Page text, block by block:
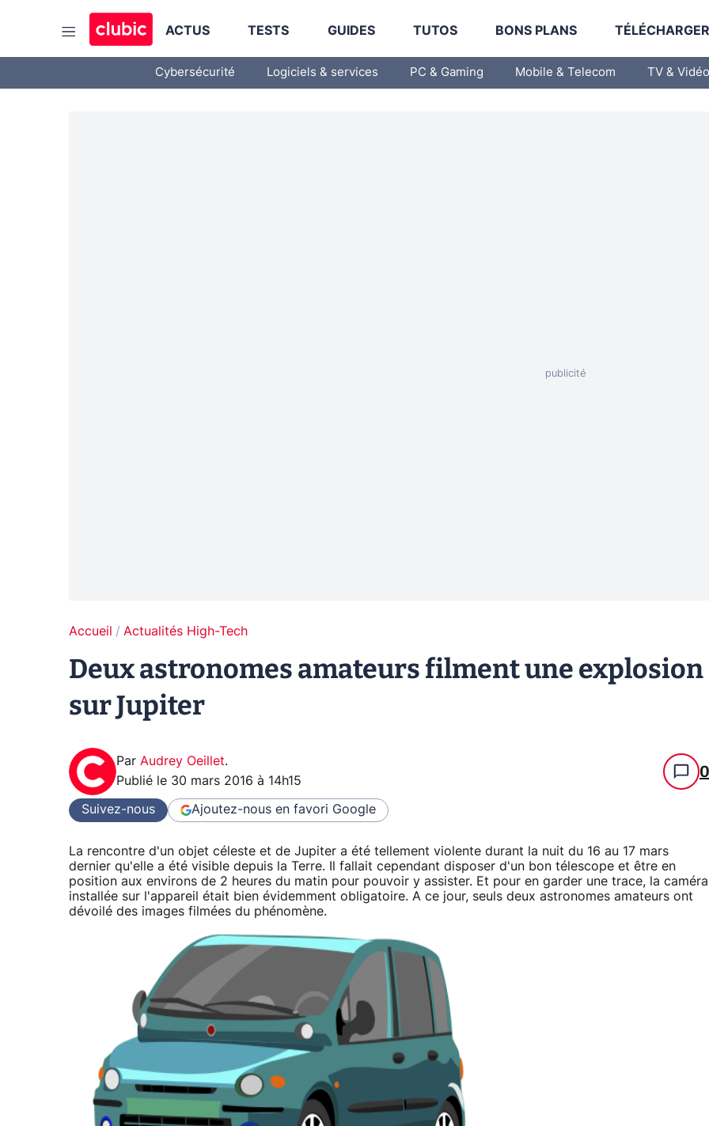
ACTUS TESTS GUIDES TUTOS BONS PLANS
Cybersécurité Logiciels & services PC & Gaming Mobile & Telecom TV & Vidéo
Accueil Actualités High-Tech
Deux astronomes amateurs filment une explosion
sur Jupiter
Par Audrey Oeillet.
Publié le 30 mars 2016 à 14h15 0
Suivez-nous Ajoutez-nous en favori Google
La rencontre d'un objet céleste et de Jupiter a été tellement violente durant la nuit du 16 au 17 mars
dernier qu'elle a été visible depuis la Terre. Il fallait cependant disposer d'un bon télescope et être en
position aux environs de 2 heures du matin pour pouvoir y assister. Et pour en garder une trace, la caméra
installée sur l'appareil était bien évidemment obligatoire. A ce jour, seuls deux astronomes amateurs ont
dévoilé des images filmées du phénomène.